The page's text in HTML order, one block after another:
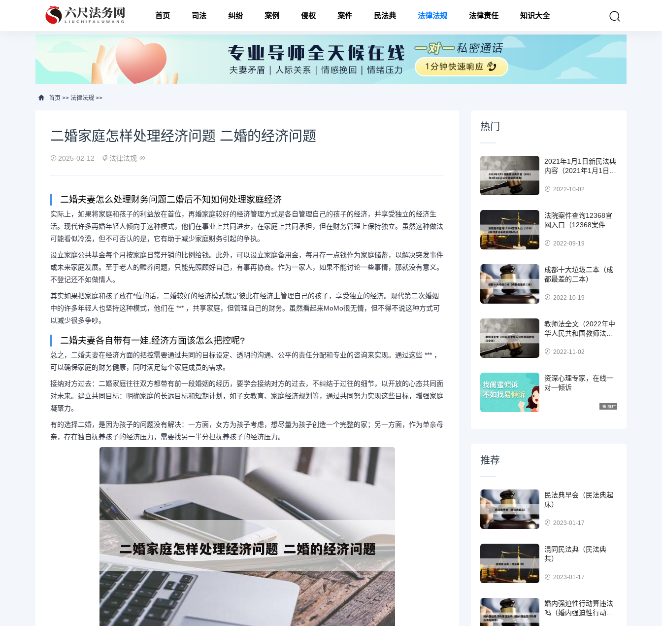
首页 司法 纠纷 案例 侵权 案件 民法典 法律法规 法律责任 知识大全
首页 >> 法律法规 >>
二婚家庭怎样处理经济问题 二婚的经济问题
2025-02-12 法律法规
二婚夫妻怎么处理财务问题二婚后不知如何处理家庭经济
实际上，如果将家庭和孩子的利益放在首位，再婚家庭较好的经济管理方式是各自管理自己的孩子的经济，并享受独立的经济生
活。现代许多再婚年轻人倾向于这种模式，他们在事业上共同进步，在家庭上共同承担，但在财务管理上保持独立。虽然这种做法
可能看似冷漠，但不可否认的是，它有助于减少家庭财务引起的争执。
设立家庭公共基金每个月按家庭日常开销的比例给钱。此外，可以设立家庭备用金，每月存一点钱作为家庭储蓄，以解决突发事件
或未来家庭发展。至于老人的赡养问题，只能先照顾好自己，有事再协商。作为一家人，如果不能讨论一些事情，那就没有意义。
不登记还不如做情人。
其实如果把家庭和孩子放在*位的话，二婚较好的经济模式就是彼此在经济上管理自己的孩子，享受独立的经济。现代第二次婚姻
中的许多年轻人也坚持这种模式，他们在 *** ，共享家庭，但管理自己的财务。虽然看起来MoMo很无情，但不得不说这种方式可
以减少很多争吵。
二婚夫妻各自带有一娃,经济方面该怎么把控呢?
总之，二婚夫妻在经济方面的把控需要通过共同的目标设定、透明的沟通、公平的责任分配和专业的咨询来实现。通过这些 *** ，
可以确保家庭的财务健康，同时满足每个家庭成员的需求。
接纳对方过去：二婚家庭往往双方都带有前一段婚姻的经历，要学会接纳对方的过去，不纠结于过往的细节，以开放的心态共同面
对未来。建立共同目标：明确家庭的长远目标和短期计划，如子女教育、家庭经济规划等，通过共同努力实现这些目标，增强家庭
凝聚力。
有的选择二婚，是因为孩子的问题没有解决：一方面，女方为孩子考虑，想尽量为孩子创造一个完整的家；另一方面，作为单亲母
亲，存在独自抚养孩子的经济压力，需要找另一半分担抚养孩子的经济压力。
热门
2021年1月1日新民法典
内容（2021年1月1日正
2022-10-02
法院案件查询12368官
网入口（12368案件查
2022-09-19
成都十大垃圾二本（成
都最差的二本）
2022-10-19
教师法全文（2022年中
华人民共和国教师法全
2022-11-02
资深心理专家，在线一
对一倾诉
推荐
民法典早会（民法典起
床）
2023-01-17
混同民法典（民法典
共）
2023-01-17
婚内强迫性行动算违法
吗（婚内强迫性行动算
二婚家庭怎样处理经济问题 二婚的经济
问题
实际上，如果将家庭和孩子的利益放在首位，再婚家庭
较好的经济管理方式是各自管理自己的孩子的经济，并享受
独立的经济生活。现代许多再婚年轻人倾向于这种模式，他
们在事业上...
长按图片识别二维码阅读更多